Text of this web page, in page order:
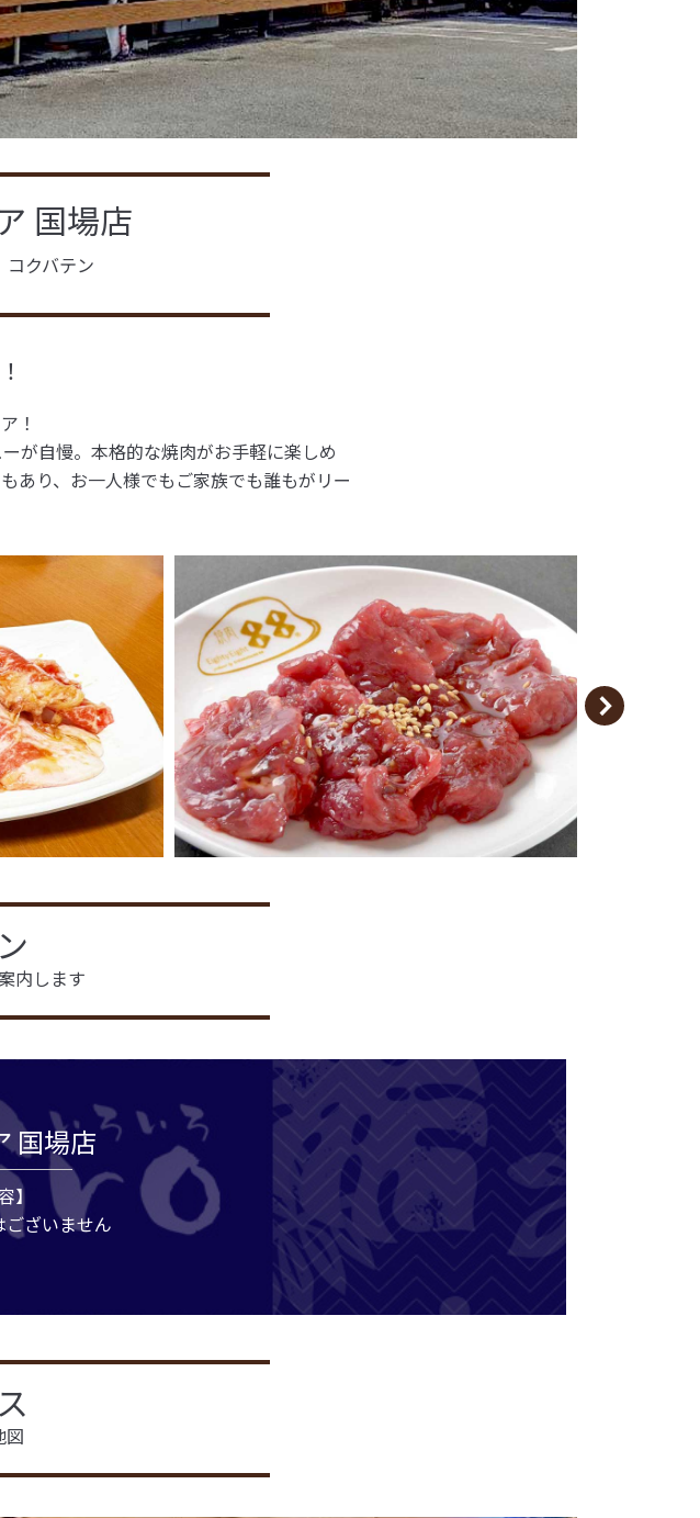
国場店
クバテン
！
が自慢。本格的な焼肉がお手軽に楽しめ
あり、お一人様でもご家族でも誰もがリー
内します
国場店
】
ざいません
図